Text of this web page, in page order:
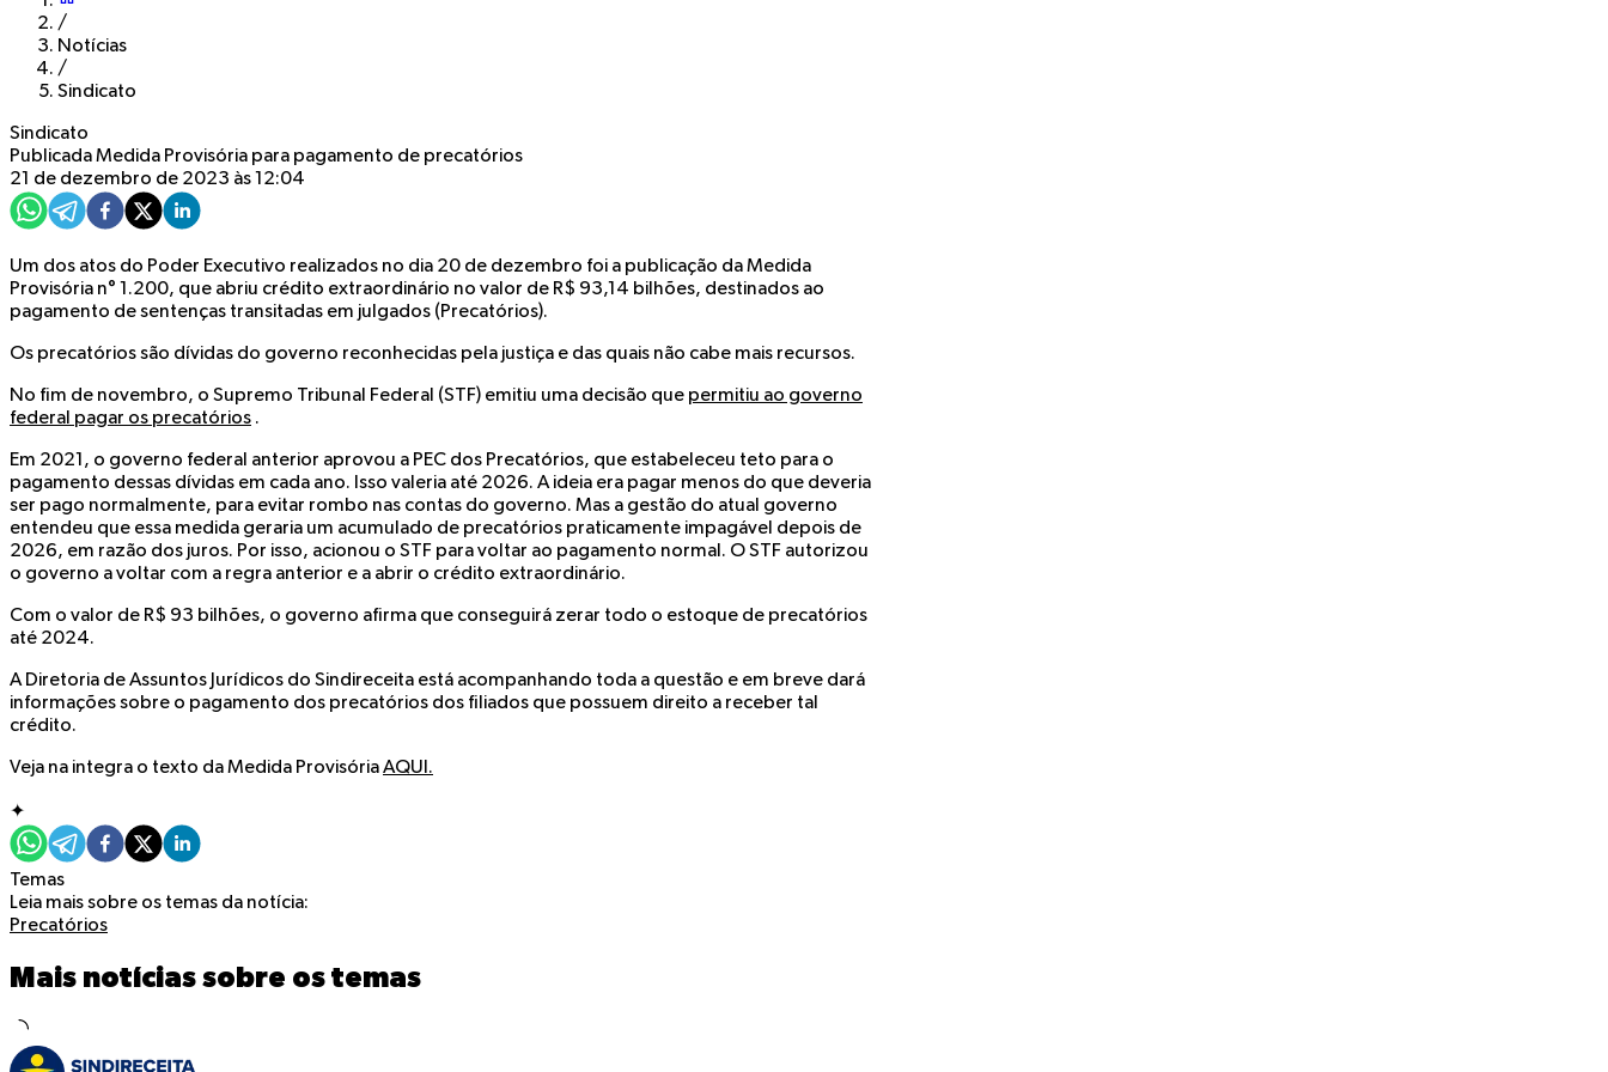
/
Notícias
/
Sindicato
Sindicato
Publicada Medida Provisória para pagamento de precatórios
21 de dezembro de 2023 às 12:04
Um dos atos do Poder Executivo realizados no dia 20 de dezembro foi a publicação da Medida
Provisória n° 1.200, que abriu crédito extraordinário no valor de R$ 93,14 bilhões, destinados ao
pagamento de sentenças transitadas em julgados (Precatórios).
Os precatórios são dívidas do governo reconhecidas pela justiça e das quais não cabe mais recursos.
No fim de novembro, o Supremo Tribunal Federal (STF) emitiu uma decisão que permitiu ao governo
federal pagar os precatórios .
Em 2021, o governo federal anterior aprovou a PEC dos Precatórios, que estabeleceu teto para o
pagamento dessas dívidas em cada ano. Isso valeria até 2026. A ideia era pagar menos do que deveria
ser pago normalmente, para evitar rombo nas contas do governo. Mas a gestão do atual governo
entendeu que essa medida geraria um acumulado de precatórios praticamente impagável depois de
2026, em razão dos juros. Por isso, acionou o STF para voltar ao pagamento normal. O STF autorizou
o governo a voltar com a regra anterior e a abrir o crédito extraordinário.
Com o valor de R$ 93 bilhões, o governo afirma que conseguirá zerar todo o estoque de precatórios
até 2024.
A Diretoria de Assuntos Jurídicos do Sindireceita está acompanhando toda a questão e em breve dará
informações sobre o pagamento dos precatórios dos filiados que possuem direito a receber tal
crédito.
Veja na integra o texto da Medida ProvisóriaAQUI.
✦
Temas
Leia mais sobre os temas da notícia:
Precatórios
Mais notícias sobre os temas